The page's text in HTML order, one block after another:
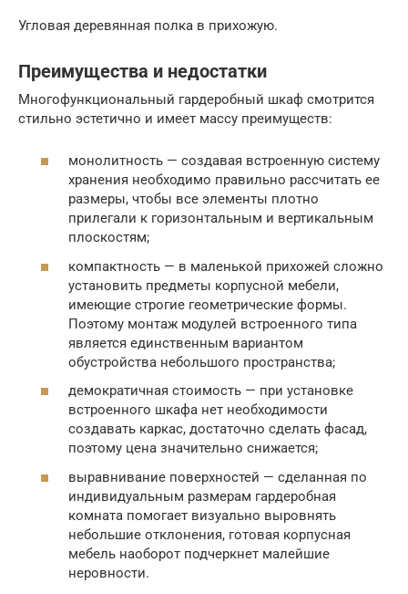
Угловая деревянная полка в прихожую.
Преимущества и недостатки
Многофункциональный гардеробный шкаф смотрится
стильно эстетично и имеет массу преимуществ:
монолитность — создавая встроенную систему
хранения необходимо правильно рассчитать ее
размеры, чтобы все элементы плотно
прилегали к горизонтальным и вертикальным
плоскостям;
компактность — в маленькой прихожей сложно
установить предметы корпусной мебели,
имеющие строгие геометрические формы.
Поэтому монтаж модулей встроенного типа
является единственным вариантом
обустройства небольшого пространства;
демократичная стоимость — при установке
встроенного шкафа нет необходимости
создавать каркас, достаточно сделать фасад,
поэтому цена значительно снижается;
выравнивание поверхностей — сделанная по
индивидуальным размерам гардеробная
комната помогает визуально выровнять
небольшие отклонения, готовая корпусная
мебель наоборот подчеркнет малейшие
неровности.